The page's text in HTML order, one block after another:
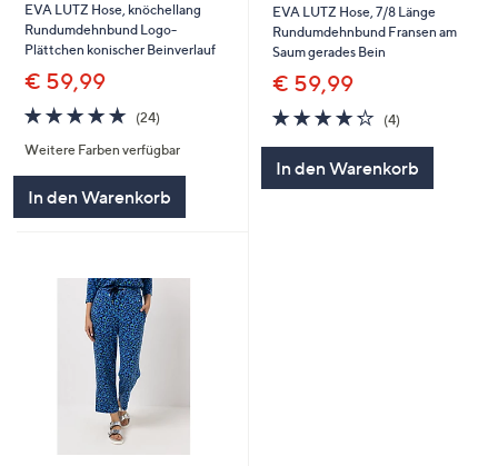
EVA LUTZ Hose, knöchellang
Rundumdehnbund Logo-
Plättchen konischer Beinverlauf
€ 59,99
4.7
von
5
(24)24
Weitere Farben verfügbar
In den Warenkorb
EVA LUTZ Hose, 7/8 Länge
Rundumdehnbund Fransen am
Saum gerades Bein
€ 59,99
4.2
von
(4)4
In den Warenkorb